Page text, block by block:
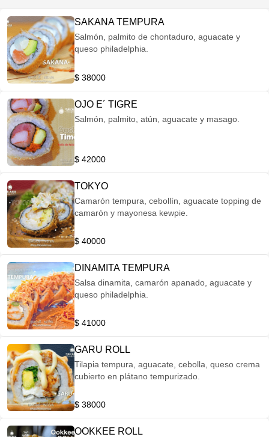
SAKANA TEMPURA
Salmón, palmito de chontaduro, aguacate y
queso philadelphia.
$ 38000
OJO E´ TIGRE
Salmón, palmito, atún, aguacate y masago.
$ 42000
TOKYO
Camarón tempura, cebollín, aguacate topping de
camarón y mayonesa kewpie.
$ 40000
DINAMITA TEMPURA
Salsa dinamita, camarón apanado, aguacate y
queso philadelphia.
$ 41000
GARU ROLL
Tilapia tempura, aguacate, cebolla, queso crema
cubierto en plátano tempurizado.
$ 38000
OOKKEE ROLL